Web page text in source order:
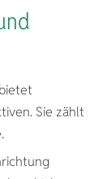
Sie zählt